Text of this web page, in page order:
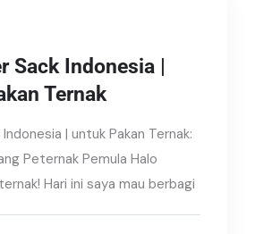
Sack Indonesia |
Ternak
| untuk Pakan Ternak:
Peternak Pemula Halo
Hari ini saya mau berbagi